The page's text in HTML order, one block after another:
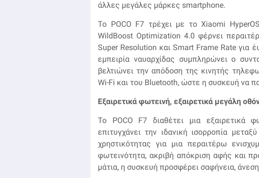
άλλες μεγάλες μάρκες smartphone.
Το POCO F7 τρέχει με το Xiaomi
WildBoost Optimization 4.0 φέρνει
Super Resolution και Smart Frame Rate για
εμπειρία ναυαρχίδας συμπληρώνει ο
βελτιώνει την απόδοση της κινητής
Wi-Fi και του Bluetooth, ώστε η συσκευή να
Εξαιρετικά φωτεινή, εξαιρετικά μεγάλη
Το POCO F7 διαθέτει μια εξαιρετικά
επιτυγχάνει την ιδανική ισορροπία
χρηστικότητας για μια περαιτέρω
φωτεινότητα, ακριβή απόκριση αφής και
μάτια, η συσκευή προσφέρει σαφήνεια,